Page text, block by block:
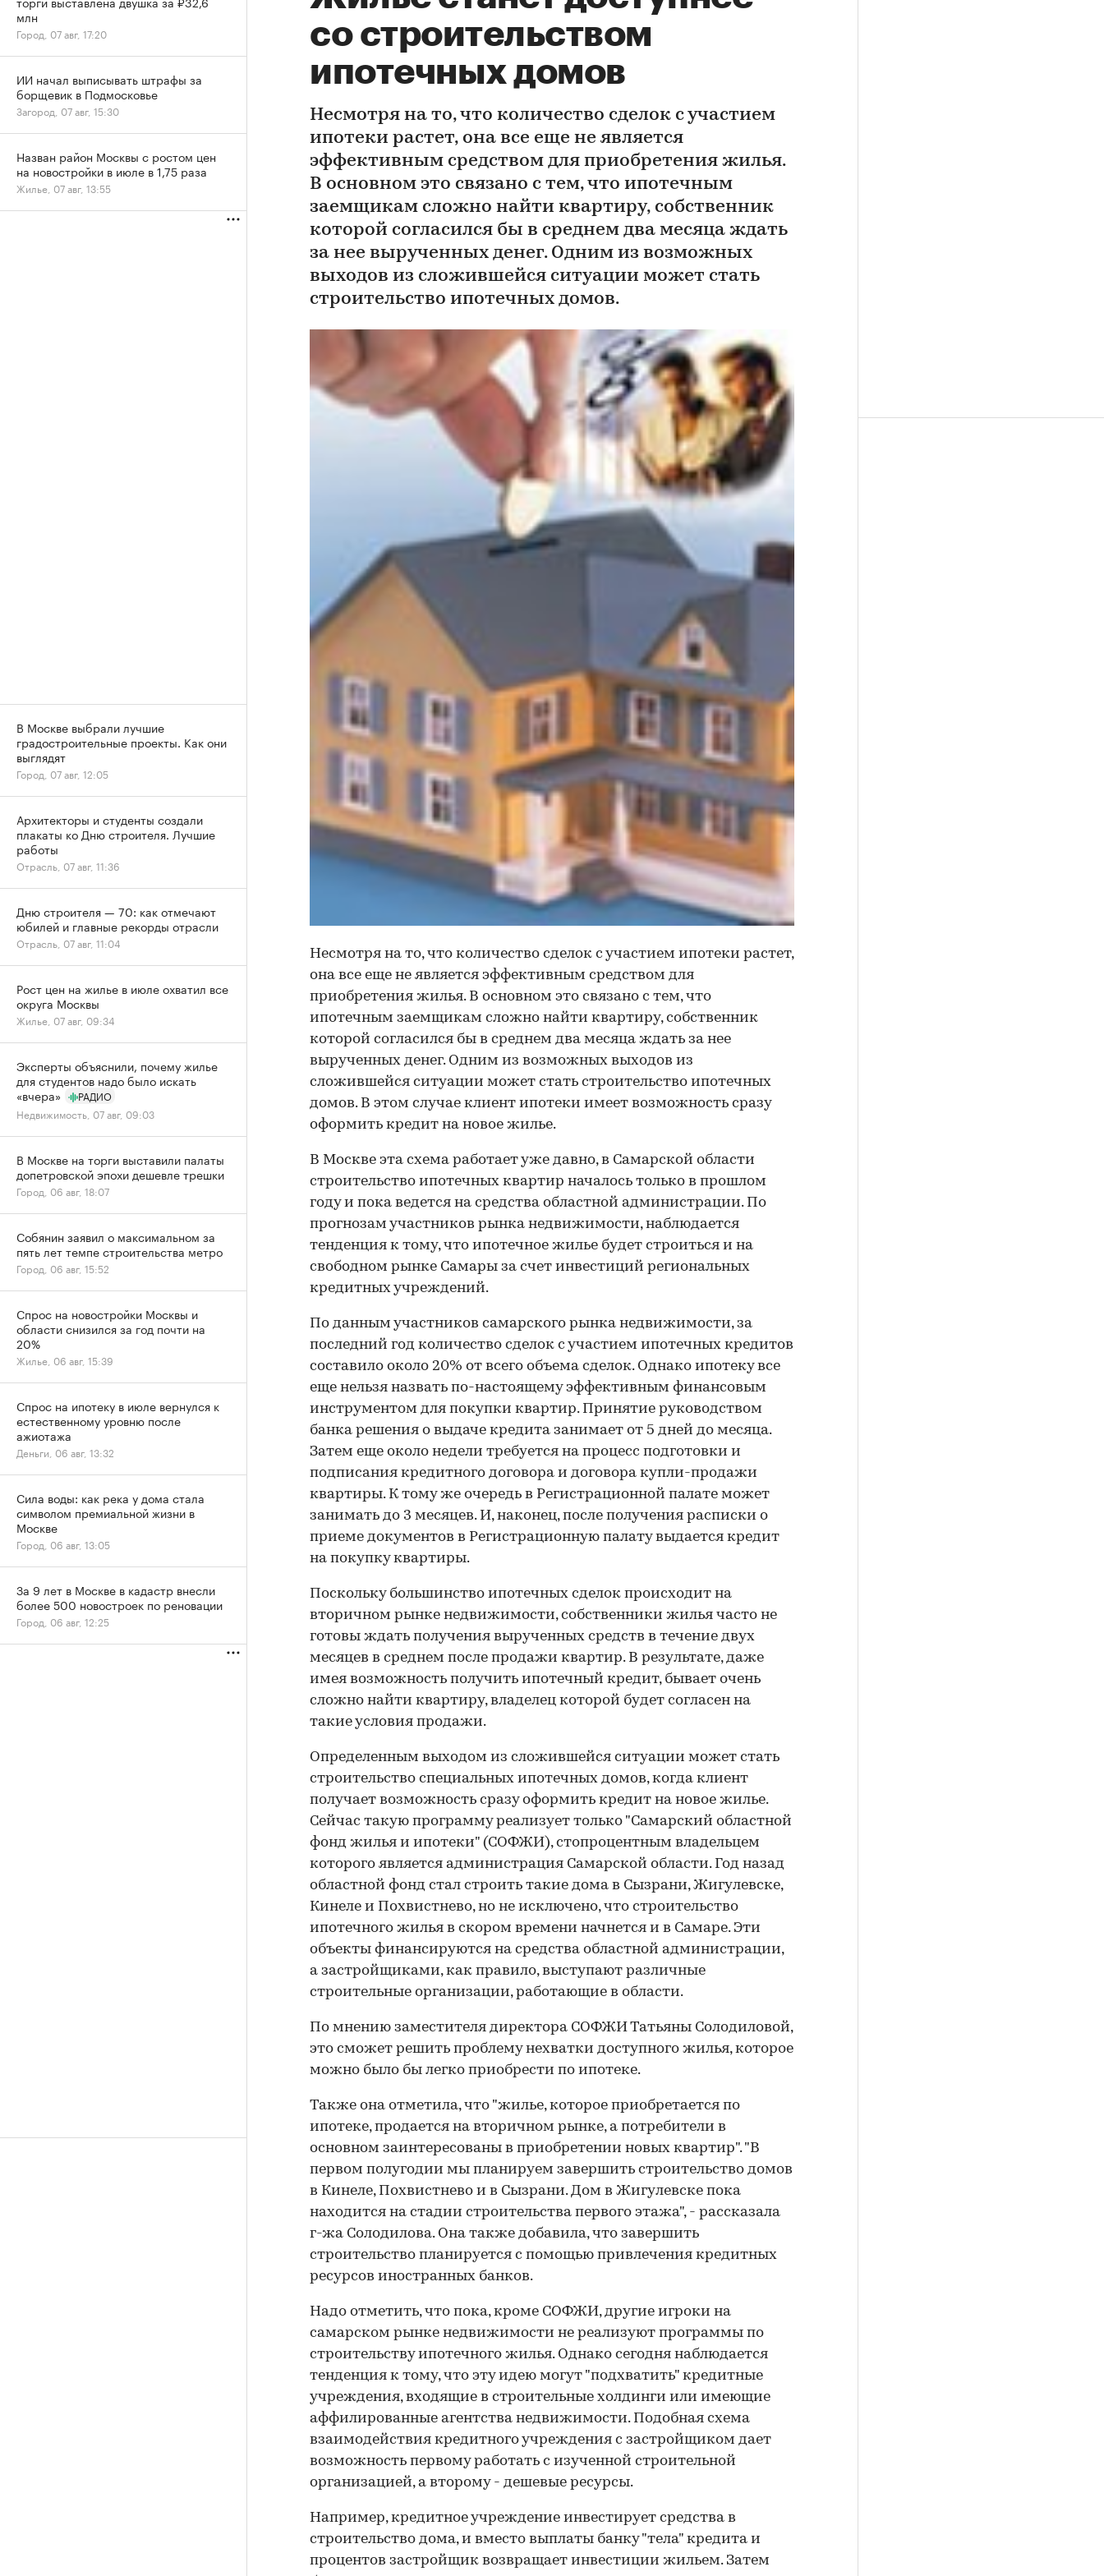
cо строительством
ипотечных домов
Несмотря на то, что количество сделок с участием
ипотеки растет, она все еще не является
эффективным средством для приобретения жилья.
В основном это связано с тем, что ипотечным
заемщикам сложно найти квартиру, собственник
которой согласился бы в среднем два месяца ждать
за нее вырученных денег. Одним из возможных
выходов из сложившейся ситуации может стать
строительство ипотечных домов.
Несмотря на то, что количество сделок с участием ипотеки растет,
она все еще не является эффективным средством для
приобретения жилья. В основном это связано с тем, что
ипотечным заемщикам сложно найти квартиру, собственник
которой согласился бы в среднем два месяца ждать за нее
вырученных денег. Одним из возможных выходов из
сложившейся ситуации может стать строительство ипотечных
домов. В этом случае клиент ипотеки имеет возможность сразу
оформить кредит на новое жилье.
В Москве эта схема работает уже давно, в Самарской области
строительство ипотечных квартир началось только в прошлом
году и пока ведется на средства областной администрации. По
прогнозам участников рынка недвижимости, наблюдается
тенденция к тому, что ипотечное жилье будет строиться и на
свободном рынке Самары за счет инвестиций региональных
кредитных учреждений.
По данным участников самарского рынка недвижимости, за
последний год количество сделок с участием ипотечных кредитов
составило около 20% от всего объема сделок. Однако ипотеку все
еще нельзя назвать по-настоящему эффективным финансовым
инструментом для покупки квартир. Принятие руководством
банка решения о выдаче кредита занимает от 5 дней до месяца.
Затем еще около недели требуется на процесс подготовки и
подписания кредитного договора и договора купли-продажи
квартиры. К тому же очередь в Регистрационной палате может
занимать до 3 месяцев. И, наконец, после получения расписки о
приеме документов в Регистрационную палату выдается кредит
на покупку квартиры.
Поскольку большинство ипотечных сделок происходит на
вторичном рынке недвижимости, собственники жилья часто не
готовы ждать получения вырученных средств в течение двух
месяцев в среднем после продажи квартир. В результате, даже
имея возможность получить ипотечный кредит, бывает очень
сложно найти квартиру, владелец которой будет согласен на
такие условия продажи.
Определенным выходом из сложившейся ситуации может стать
строительство специальных ипотечных домов, когда клиент
получает возможность сразу оформить кредит на новое жилье.
Сейчас такую программу реализует только "Самарский областной
фонд жилья и ипотеки" (СОФЖИ), стопроцентным владельцем
которого является администрация Самарской области. Год назад
областной фонд стал строить такие дома в Сызрани, Жигулевске,
Кинеле и Похвистнево, но не исключено, что строительство
ипотечного жилья в скором времени начнется и в Самаре. Эти
объекты финансируются на средства областной администрации,
а застройщиками, как правило, выступают различные
строительные организации, работающие в области.
По мнению заместителя директора СОФЖИ Татьяны Солодиловой,
это сможет решить проблему нехватки доступного жилья, которое
можно было бы легко приобрести по ипотеке.
Также она отметила, что "жилье, которое приобретается по
ипотеке, продается на вторичном рынке, а потребители в
основном заинтересованы в приобретении новых квартир". "В
первом полугодии мы планируем завершить строительство домов
в Кинеле, Похвистнево и в Сызрани. Дом в Жигулевске пока
находится на стадии строительства первого этажа", - рассказала
г-жа Солодилова. Она также добавила, что завершить
строительство планируется с помощью привлечения кредитных
ресурсов иностранных банков.
Надо отметить, что пока, кроме СОФЖИ, другие игроки на
самарском рынке недвижимости не реализуют программы по
строительству ипотечного жилья. Однако сегодня наблюдается
тенденция к тому, что эту идею могут "подхватить" кредитные
учреждения, входящие в строительные холдинги или имеющие
аффилированные агентства недвижимости. Подобная схема
взаимодействия кредитного учреждения с застройщиком дает
возможность первому работать с изученной строительной
организацией, а второму - дешевые ресурсы.
Например, кредитное учреждение инвестирует средства в
строительство дома, и вместо выплаты банку "тела" кредита и
процентов застройщик возвращает инвестиции жильем. Затем
млн
Город, 07 авг, 17:20
ИИ начал выписывать штрафы за
борщевик в Подмосковье
Загород, 07 авг, 15:30
Назван район Москвы с ростом цен
на новостройки в июле в 1,75 раза
Жилье, 07 авг, 13:55
В Москве выбрали лучшие
градостроительные проекты. Как они
выглядят
Город, 07 авг, 12:05
Архитекторы и студенты создали
плакаты ко Дню строителя. Лучшие
работы
Отрасль, 07 авг, 11:36
Дню строителя — 70: как отмечают
юбилей и главные рекорды отрасли
Отрасль, 07 авг, 11:04
Рост цен на жилье в июле охватил все
округа Москвы
Жилье, 07 авг, 09:34
Эксперты объяснили, почему жилье
для студентов надо было искать
«вчера»
РАДИО
Недвижимость, 07 авг, 09:03
В Москве на торги выставили палаты
допетровской эпохи дешевле трешки
Город, 06 авг, 18:07
Собянин заявил о максимальном за
пять лет темпе строительства метро
Город, 06 авг, 15:52
Спрос на новостройки Москвы и
области снизился за год почти на
20%
Жилье, 06 авг, 15:39
Спрос на ипотеку в июле вернулся к
естественному уровню после
ажиотажа
Деньги, 06 авг, 13:32
Сила воды: как река у дома стала
символом премиальной жизни в
Москве
Город, 06 авг, 13:05
За 9 лет в Москве в кадастр внесли
более 500 новостроек по реновации
Город, 06 авг, 12:25